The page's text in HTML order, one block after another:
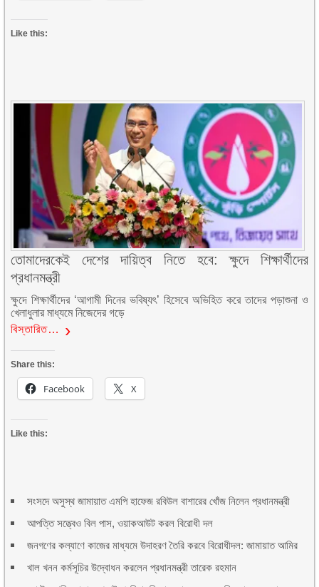
Like this:
তোমাদেরকেই দেশের দায়িত্ব নিতে হবে: ক্ষুদে শিক্ষার্থীদের
প্রধানমন্ত্রী
ক্ষুদে শিক্ষার্থীদের ‘আগামী দিনের ভবিষ্যৎ’ হিসেবে অভিহিত করে তাদের পড়াশুনা ও
খেলাধুলার মাধ্যমে নিজেদের গড়ে
বিস্তারিত…
Share this:
Facebook X
Like this:
সংসদে অসুস্থ জামায়াত এমপি হাফেজ রবিউল বাশারের খোঁজ নিলেন প্রধানমন্ত্রী
আপত্তি সত্ত্বেও বিল পাস, ওয়াকআউট করল বিরোধী দল
জনগণের কল্যাণে কাজের মাধ্যমে উদাহরণ তৈরি করবে বিরোধীদল: জামায়াত আমির
খাল খনন কর্মসূচির উদ্বোধন করলেন প্রধানমন্ত্রী তারেক রহমান